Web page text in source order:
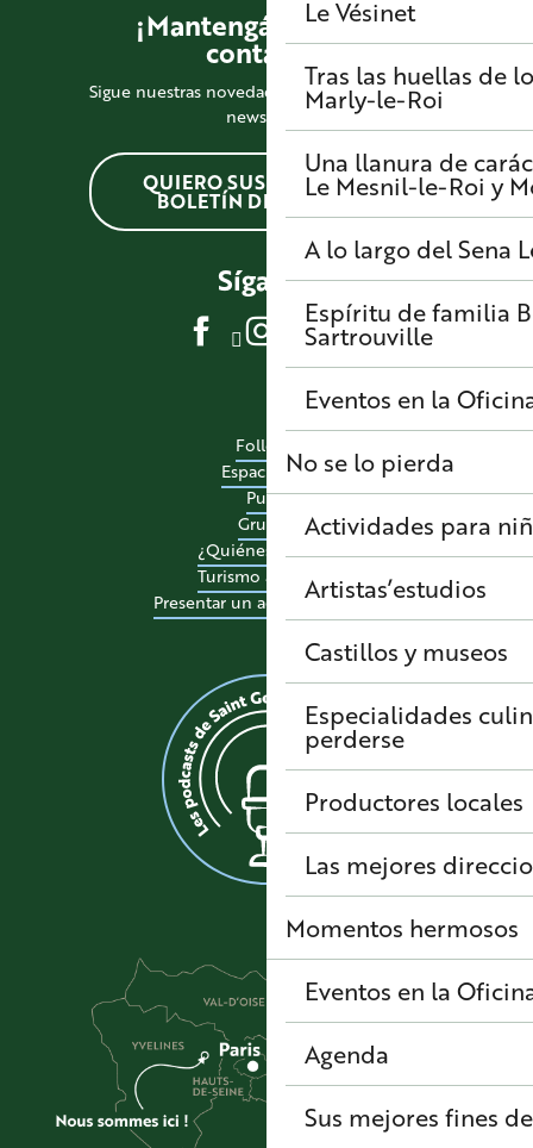
Le Vésinet
Tras las huellas de
Marly-le-Roi
Una llanura de
Le Mesnil-le-Roi y
A lo largo del Sena
Espíritu de familia
Sartrouville
Eventos en la
No se lo pierda
Actividades para
Artistas’estudios
Castillos y museos
Especialidades
perderse
Productores locales
Las mejores
Momentos hermosos
Eventos en la
Agenda
Sus mejores fines
¡Mantengámonos en
contacto!
Sigue nuestras novedades suscribiéndote a la
newsletter
QUIERO SUSCRIBIRME AL
BOLETÍN DE NOTICIAS
Síganos
Folletos
Espacio pro
Pulse
Grupos
¿Quiénes somos?
Turismo accesible
Presentar un acontecimiento